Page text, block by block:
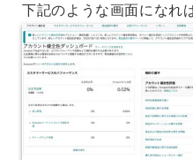
下記のような画面になれ